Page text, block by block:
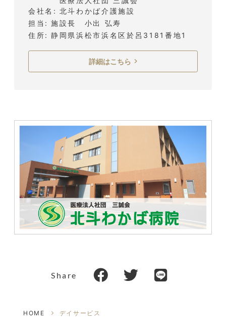
会社名
北斗わかば介護施設
担当
施設長 小出 弘寿
住所
静岡県浜松市浜名区於呂3181番地1
詳細はこちら
Share
HOME デイサービス